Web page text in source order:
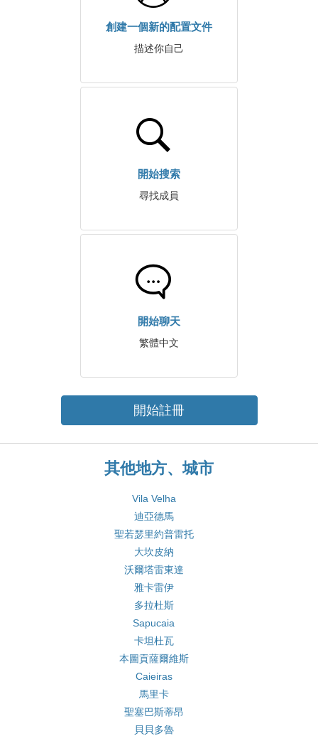
創建一個新的配置文件
描述你自己
開始搜索
尋找成員
開始聊天
繁體中文
開始註冊
其他地方、城市
Vila Velha
迪亞德馬
聖若瑟里約普雷托
大坎皮納
沃爾塔雷東達
雅卡雷伊
多拉杜斯
Sapucaia
卡坦杜瓦
本圖貢薩爾維斯
Caieiras
馬里卡
聖塞巴斯蒂昂
貝貝多魯